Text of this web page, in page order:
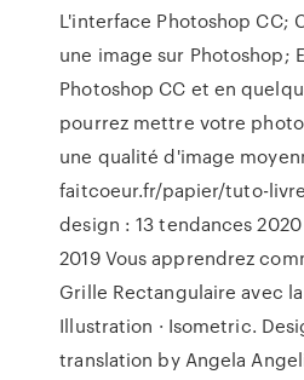
L'interface Photoshop CC;
une image sur Photoshop;
Photoshop CC et en
pourrez mettre votre
une qualité d'image
faitcoeur.fr/papier/tuto-
design : 13 tendances
2019 Vous apprendrez
Grille Rectangulaire avec
Illustration · Isometric.
translation by Angela